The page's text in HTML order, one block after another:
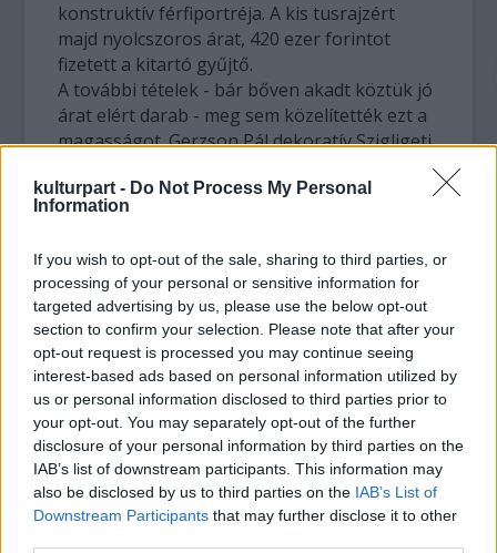
kulturpart - Do Not Process My Personal
Information
If you wish to opt-out of the sale, sharing to third parties, or
processing of your personal or sensitive information for
targeted advertising by us, please use the below opt-out
section to confirm your selection. Please note that after your
opt-out request is processed you may continue seeing
interest-based ads based on personal information utilized by
us or personal information disclosed to third parties prior to
your opt-out. You may separately opt-out of the further
disclosure of your personal information by third parties on the
IAB’s list of downstream participants. This information may
also be disclosed by us to third parties on the IAB’s List of
Downstream Participants that may further disclose it to other
konstruktív férfiportréja. A kis tusrajzért
majd nyolcszoros árat, 420 ezer forintot
fizetett a kitartó gyűjtő.
A további tételek - bár bőven akadt köztük jó
árat elért darab - meg sem közelítették ezt a
magasságot. Gerzson Pál dekoratív Szigligeti
és 90 ezernél végzett. Kassák Lajos 1922-ben
készült Képarchitectúra linómetszetéről
szitanyomatokat sokszorosított 150
példányban. Ezek egyikéért megadták a 90
ezer forintos kikiáltási árat. Kondor Béla
tenyérnyi, Bányarém című szignált rézkarca
60 ezer forintos kezdő árról 75 ezer forintig
bírta. Kass János tízlapos Ótestamentum
mappáját 55 ezer forintról 85 ezer forintra
licitálták.
Két-háromszoros árat is megadtak egy-egy
látványos akvarellért, eredeti rajzért, vagy